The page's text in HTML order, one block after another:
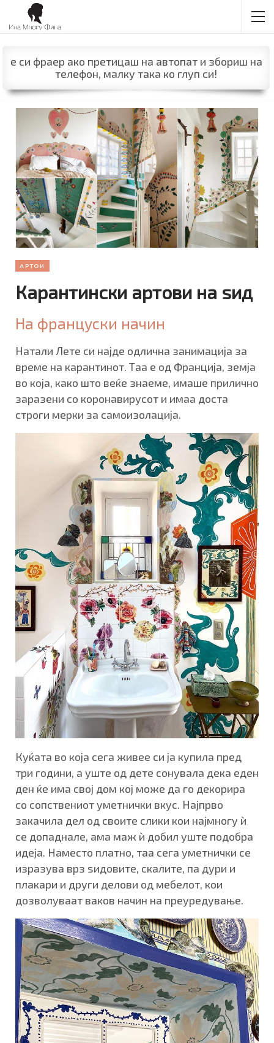
е си фраер ако претицаш на автопат и збориш на
телефон, малку така ко глуп си!
АРТОИ
Карантински артови на ѕид
На француски начин
Натали Лете си најде одлична занимација за
време на карантинот. Таа е од Франција, земја
во која, како што веќе знаеме, имаше прилично
заразени со коронавирусот и имаа доста
строги мерки за самоизолација.
Куќата во која сега живее си ја купила пред
три години, а уште од дете сонувала дека еден
ден ќе има свој дом кој може да го декорира
со сопствениот уметнички вкус. Најпрво
закачила дел од своите слики кои најмногу ѝ
се допаднале, ама маж ѝ добил уште подобра
идеја. Наместо платно, таа сега уметнички се
изразува врз ѕидовите, скалите, па дури и
плакари и други делови од мебелот, кои
дозволуваат ваков начин на преуредување.